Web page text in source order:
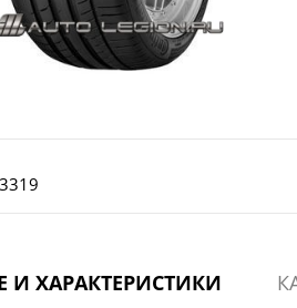
И ХАРАКТЕРИСТИКИ